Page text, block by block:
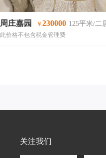
周庄嘉园 ￥230000 125平米/二
此价格不包含税金管理费
关注我们